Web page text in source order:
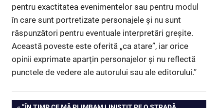
pentru exactitatea evenimentelor sau pentru modul
în care sunt portretizate personajele și nu sunt
răspunzători pentru eventuale interpretări greșite.
Această poveste este oferită „ca atare”, iar orice
opinii exprimate aparțin personajelor și nu reflectă
punctele de vedere ale autorului sau ale editorului.”